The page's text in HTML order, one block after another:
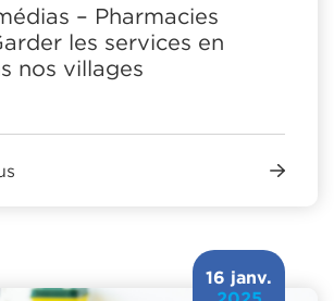
– Pharmacies
les services en
nos villages
16 janv.